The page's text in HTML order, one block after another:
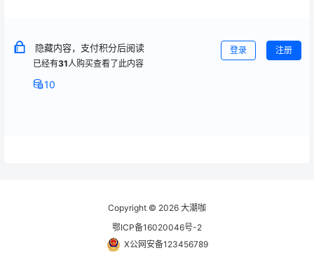
隐藏内容，支付积分后阅读
已经有31人购买查看了此内容
10
登录 注册
Copyright © 2026 大潮咖
鄂ICP备16020046号-2
X公网安备123456789